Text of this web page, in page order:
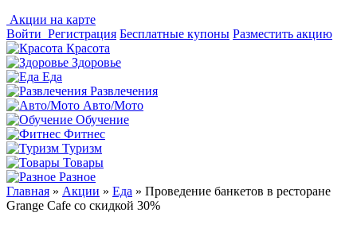
Акции на карте
Войти Регистрация Бесплатные купоны Разместить акцию
Красота
Здоровье
Еда
Развлечения
Авто/Мото
Обучение
Фитнес
Туризм
Товары
Разное
Главная » Акции » Еда » Проведение банкетов в ресторане
Grange Cafe со скидкой 30%